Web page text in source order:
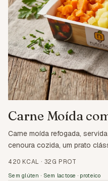
Carne Moída
Carne moída refogada,
cenoura cozida, um prato
420 KCAL · 32G PROT
Sem glúten · Sem lactose · proteico